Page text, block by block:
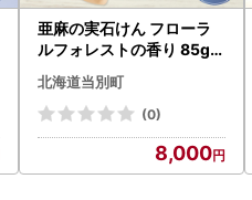
亜麻の実石けん フローラ
ルフォレストの香り 85g×
1個
北海道当別町
(0)
8,000